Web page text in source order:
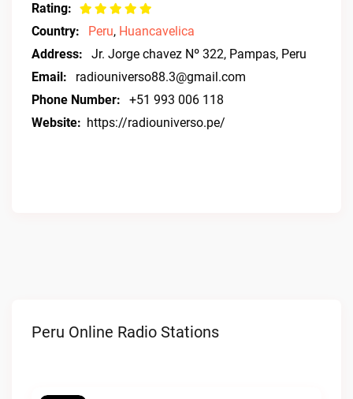
Rating:
Country:
Peru, Huancavelica
Address:
Jr. Jorge chavez Nº 322, Pampas, Peru
Email:
radiouniverso88.3@gmail.com
Phone Number:
+51 993 006 118
Website: https://radiouniverso.pe/
Peru Online Radio Stations